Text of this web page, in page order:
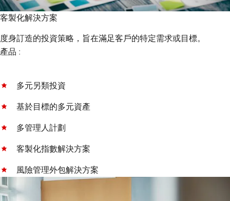
客製化解決方案
度身訂造的投資策略，旨在滿足客戶的特定需求或目標。
產品 :
多元另類投資
基於目標的多元資產
多管理人計劃
客製化指數解決方案
風險管理外包解決方案